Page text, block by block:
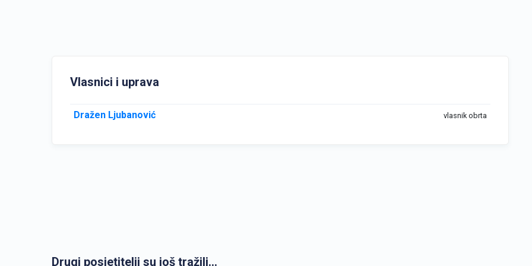
Vlasnici i uprava
Dražen Ljubanović vlasnik obrta
Drugi posjetitelji su još tražili...